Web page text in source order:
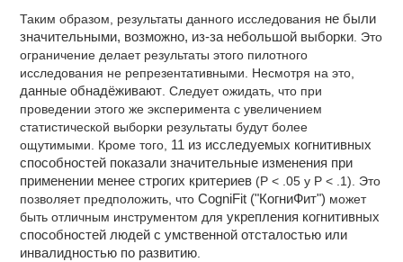
Таким образом, результаты данного исследования не были
значительными, возможно, из-за небольшой выборки . Это
ограничение делает результаты этого пилотного
исследования не репрезентативными. Несмотря на это,
данные обнадёживают . Следует ожидать, что при
проведении этого же эксперимента с увеличением
статистической выборки результаты будут более
ощутимыми. Кроме того, 11 из исследуемых когнитивных
способностей показали значительные изменения при
применении менее строгих критериев (P < .05 y P < .1). Это
позволяет предположить, чтоCogniFit ("КогниФит") может
быть отличным инструментом дляукрепления когнитивных
способностей людей с умственной отсталостью или
инвалидностью по развитию